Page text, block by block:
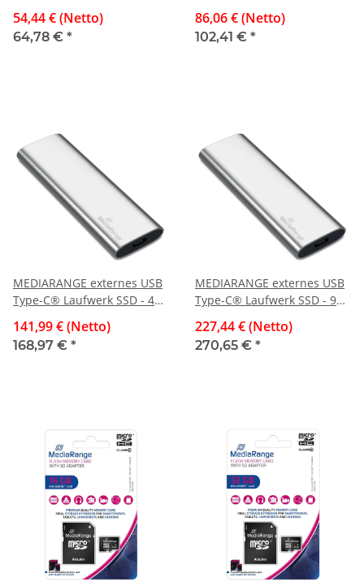
54,44 € (Netto)
64,78 € *
86,06 € (Netto)
102,41 € *
MEDIARANGE externes USB
Type-C® Laufwerk SSD - 480
141,99 € (Netto)
168,97 € *
MEDIARANGE externes USB
Type-C® Laufwerk SSD - 960
227,44 € (Netto)
270,65 € *